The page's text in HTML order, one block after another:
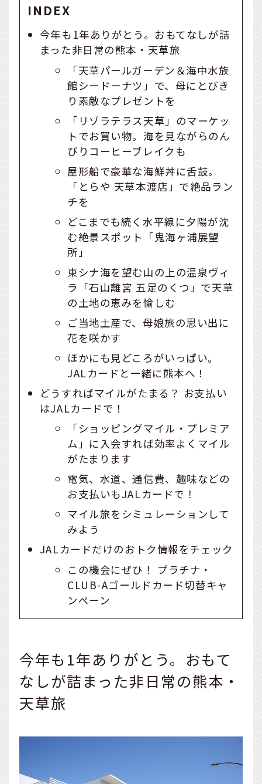
INDEX
今年も1年ありがとう。おもてなしが詰
まった非日常の熊本・天草旅
「天草パールガーデン＆海中水族
館シードーナツ」で、母にとびき
り素敵なプレゼントを
「リゾラテラス天草」のマーケッ
トでお買い物。海を見ながらのん
びりコーヒーブレイクも
屋形船で豪華な海鮮丼に舌鼓。
「とらや 天草本渡店」で絶品ラン
チを
どこまでも続く水平線に夕陽が沈
む絶景スポット「鬼海ヶ浦展望
所」
東シナ海を望む山の上の温泉ヴィ
ラ「石山離宮 五足のくつ」で天草
の土地の恵みを愉しむ
ご当地土産で、母娘旅の思い出に
花を咲かす
ほかにも見どころがいっぱい。
JALカードと一緒に熊本へ！
どうすればマイルがたまる？ お支払い
はJALカードで！
「ショッピングマイル・プレミア
ム」に入会すれば効率よくマイル
がたまります
電気、水道、通信費、趣味などの
お支払いもJALカードで！
マイル旅をシミュレーションして
みよう
JALカードだけのおトク情報をチェック
この機会にぜひ！ プラチナ・
CLUB-Aゴールドカード切替キャ
ンペーン
今年も1年ありがとう。おもて
なしが詰まった非日常の熊本・
天草旅